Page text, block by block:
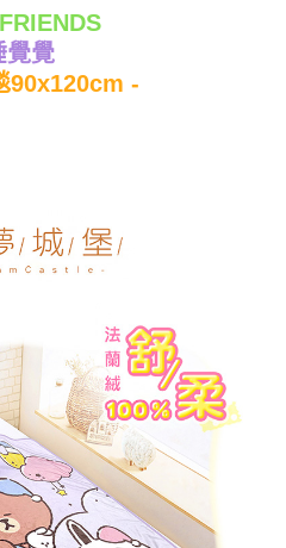
免運費
覺覺
90x120cm -